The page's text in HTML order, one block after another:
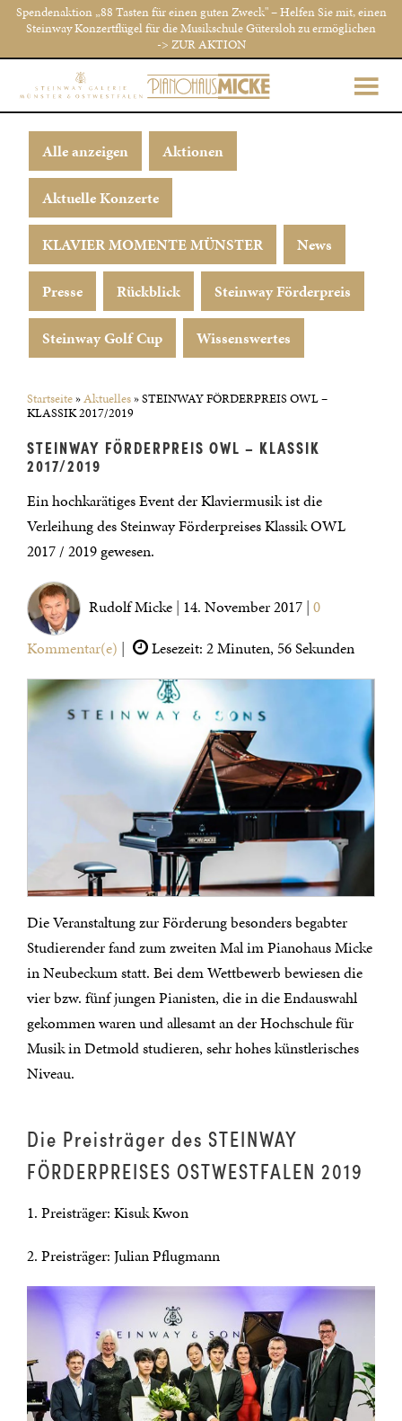
Spendenaktion „88 Tasten für einen guten Zweck" – Helfen Sie mit, einen
Steinway Konzertflügel für die Musikschule Gütersloh zu ermöglichen
-> ZUR AKTION
Alle anzeigen Aktionen
Aktuelle Konzerte
KLAVIER MOMENTE MÜNSTER News
Presse Rückblick Steinway Förderpreis
Steinway Golf Cup Wissenswertes
Startseite»Aktuelles»STEINWAY FÖRDERPREIS OWL –
KLASSIK 2017/2019
STEINWAY FÖRDERPREIS OWL – KLASSIK
2017/2019
Ein hochkarätiges Event der Klaviermusik ist die
Verleihung des Steinway Förderpreises Klassik OWL
2017 / 2019 gewesen.
Rudolf Micke | 14. November 2017 | 0
Kommentar(e) | Lesezeit: 2 Minuten, 56 Sekunden
Die Veranstaltung zur Förderung besonders begabter
Studierender fand zum zweiten Mal im Pianohaus Micke
in Neubeckum statt. Bei dem Wettbewerb bewiesen die
vier bzw. fünf jungen Pianisten, die in die Endauswahl
gekommen waren und allesamt an der Hochschule für
Musik in Detmold studieren, sehr hohes künstlerisches
Niveau.
Die Preisträger des STEINWAY
FÖRDERPREISES OSTWESTFALEN 2019
1. Preisträger: Kisuk Kwon
2. Preisträger: Julian Pflugmann